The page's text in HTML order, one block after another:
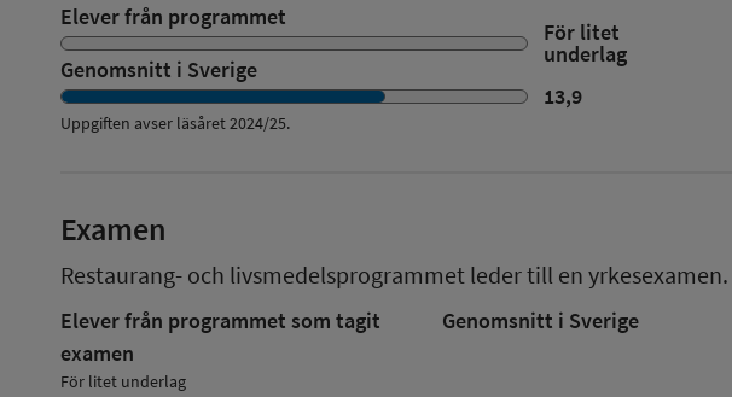
Elever från programmet
För litet
underlag
Genomsnitt i Sverige
13,9
Uppgiften avser läsåret2024/25.
Examen
Restaurang- och livsmedelsprogrammet leder till en yrkesexamen.
Elever från programmet som tagit
examen
För litet underlag
Genomsnitt i Sverige